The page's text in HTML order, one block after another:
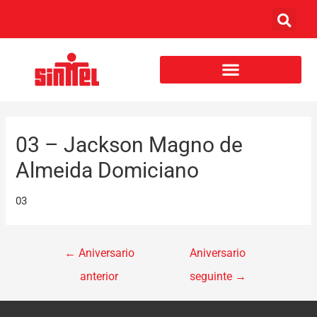
03 – Jackson Magno de
Almeida Domiciano
03
← Aniversario
anterior
Aniversario
seguinte →